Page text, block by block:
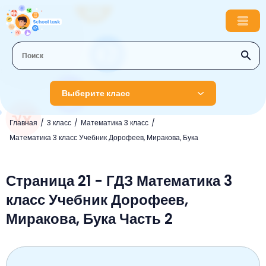
Выберите класс
Главная 3 класс
Математика 3 класс
Математика 3 класс Учебник Дорофеев, Миракова, Бука
1 класс
Русский язык
Литературное чтение
Окружающий мир
Математика
Математика
Английский язык
Информатика
Литературное чтение
3 класс
Музыка
Окружающий мир
4 класс
Английский язык
Страница 21 - ГДЗ Математика 3
класс Учебник Дорофеев,
Миракова, Бука Часть 2